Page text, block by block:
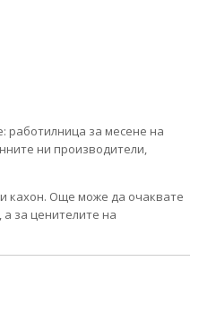
работилница за месене на
ни производители,
и кахон. Още може да очаквате
за ценителите на